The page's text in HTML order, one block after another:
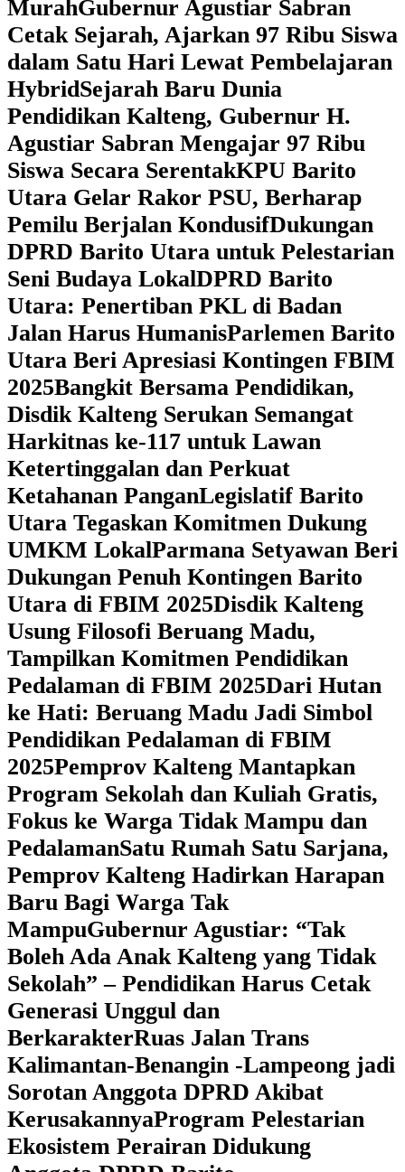
MurahGubernur Agustiar Sabran
Cetak Sejarah, Ajarkan 97 Ribu Siswa
dalam Satu Hari Lewat Pembelajaran
HybridSejarah Baru Dunia
Pendidikan Kalteng, Gubernur H.
Agustiar Sabran Mengajar 97 Ribu
Siswa Secara SerentakKPU Barito
Utara Gelar Rakor PSU, Berharap
Pemilu Berjalan KondusifDukungan
DPRD Barito Utara untuk Pelestarian
Seni Budaya LokalDPRD Barito
Utara: Penertiban PKL di Badan
Jalan Harus HumanisParlemen Barito
Utara Beri Apresiasi Kontingen FBIM
2025‎Bangkit Bersama Pendidikan,
Disdik Kalteng Serukan Semangat
Harkitnas ke-117 untuk Lawan
Ketertinggalan dan Perkuat
Ketahanan PanganLegislatif Barito
Utara Tegaskan Komitmen Dukung
UMKM LokalParmana Setyawan Beri
Dukungan Penuh Kontingen Barito
Utara di FBIM 2025Disdik Kalteng
Usung Filosofi Beruang Madu,
Tampilkan Komitmen Pendidikan
Pedalaman di FBIM 2025‎Dari Hutan
ke Hati: Beruang Madu Jadi Simbol
Pendidikan Pedalaman di FBIM
2025‎Pemprov Kalteng Mantapkan
Program Sekolah dan Kuliah Gratis,
Fokus ke Warga Tidak Mampu dan
Pedalaman‎Satu Rumah Satu Sarjana,
Pemprov Kalteng Hadirkan Harapan
Baru Bagi Warga Tak
Mampu‎Gubernur Agustiar: “Tak
Boleh Ada Anak Kalteng yang Tidak
Sekolah” – Pendidikan Harus Cetak
Generasi Unggul dan
BerkarakterRuas Jalan Trans
Kalimantan-Benangin -Lampeong jadi
Sorotan Anggota DPRD Akibat
KerusakannyaProgram Pelestarian
Ekosistem Perairan Didukung